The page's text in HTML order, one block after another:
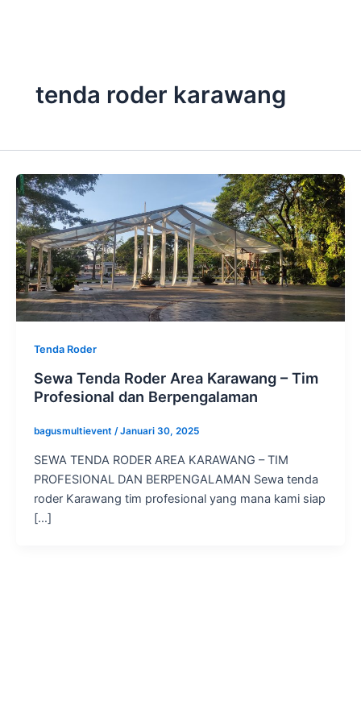
tenda roder karawang
Tenda Roder
Sewa Tenda Roder Area Karawang – Tim
Profesional dan Berpengalaman
bagusmultievent /Januari 30, 2025
SEWA TENDA RODER AREA KARAWANG – TIM
PROFESIONAL DAN BERPENGALAMAN Sewa tenda
roder Karawang tim profesional yang mana kami siap
[…]